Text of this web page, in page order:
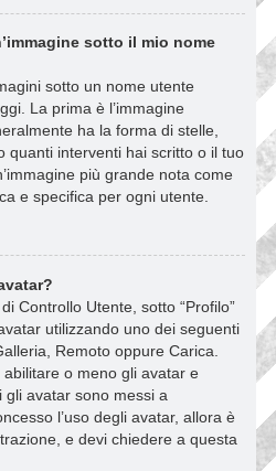
sotto il mio nome
sotto un nome utente
La prima è l’immagine
ha la forma di stelle,
quanti interventi hai scritto o il tuo
più grande nota come
e specifica per ogni utente.
Controllo Utente, sotto “Profilo”
utilizzando uno dei seguenti
Remoto oppure Carica.
abilitare o meno gli avatar e
avatar sono messi a
l’uso degli avatar, allora è
e devi chiedere a questa